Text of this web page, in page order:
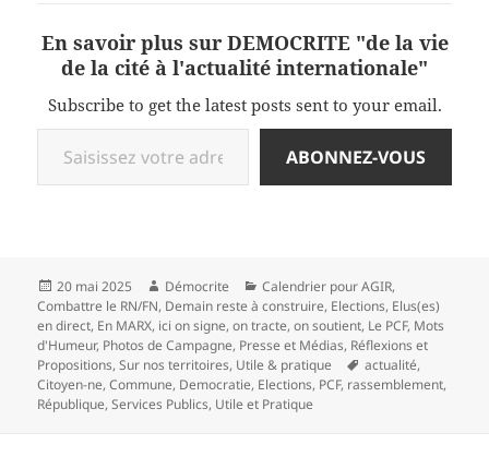
En savoir plus sur DEMOCRITE "de la vie
de la cité à l'actualité internationale"
Subscribe to get the latest posts sent to your email.
Saisissez votre adresse e-mail…
ABONNEZ-VOUS
Publié
le
20 mai 2025 Auteur
Démocrite Catégories
Calendrier pour AGIR,
Combattre le RN/FN, Demain reste à construire, Elections, Elus(es)
en direct, En MARX, ici on signe, on tracte, on soutient, Le PCF, Mots
d'Humeur, Photos de Campagne, Presse et Médias, Réflexions et
Propositions,Sur nos territoires, Utile & pratique
Mots-
clés
actualité,
Citoyen-ne,Commune, Democratie, Elections, PCF, rassemblement,
République,Services Publics, Utile et Pratique